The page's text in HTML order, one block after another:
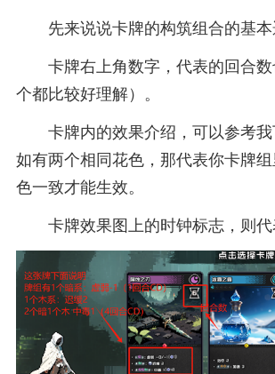
先来说说卡牌的构筑组合的基本
卡牌右上角数字，代表的回合
个都比较好理解）。
卡牌内的效果介绍，可以参考
如有两个相同花色，那代表你卡牌
色一致才能生效。
卡牌效果图上的时钟标志，则代